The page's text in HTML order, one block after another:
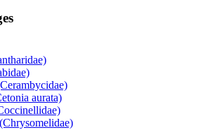
aurata)